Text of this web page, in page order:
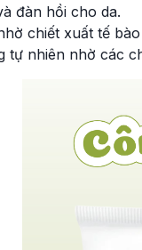
đàn hồi cho da.
chiết xuất tế
tự nhiên nhờ các